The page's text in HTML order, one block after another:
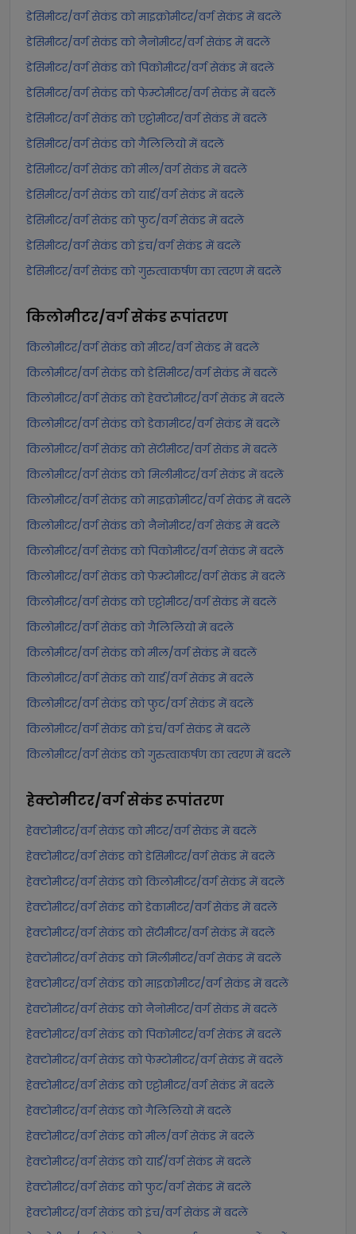
डेसिमीटर/वर्ग सेकंड को माइक्रोमीटर/वर्ग सेकंड में बदलें
डेसिमीटर/वर्ग सेकंड को नैनोमीटर/वर्ग सेकंड में बदलें
डेसिमीटर/वर्ग सेकंड को पिकोमीटर/वर्ग सेकंड में बदलें
डेसिमीटर/वर्ग सेकंड को फेम्टोमीटर/वर्ग सेकंड में बदलें
डेसिमीटर/वर्ग सेकंड को एट्टोमीटर/वर्ग सेकंड में बदलें
डेसिमीटर/वर्ग सेकंड को गैलिलियो में बदलें
डेसिमीटर/वर्ग सेकंड को मील/वर्ग सेकंड में बदलें
डेसिमीटर/वर्ग सेकंड को यार्ड/वर्ग सेकंड में बदलें
डेसिमीटर/वर्ग सेकंड को फुट/वर्ग सेकंड में बदलें
डेसिमीटर/वर्ग सेकंड को इंच/वर्ग सेकंड में बदलें
डेसिमीटर/वर्ग सेकंड को गुरुत्वाकर्षण का त्वरण में बदलें
किलोमीटर/वर्ग सेकंडरूपांतरण
किलोमीटर/वर्ग सेकंड को मीटर/वर्ग सेकंड में बदलें
किलोमीटर/वर्ग सेकंड को डेसिमीटर/वर्ग सेकंड में बदलें
किलोमीटर/वर्ग सेकंड को हेक्टोमीटर/वर्ग सेकंड में बदलें
किलोमीटर/वर्ग सेकंड को डेकामीटर/वर्ग सेकंड में बदलें
किलोमीटर/वर्ग सेकंड को सेंटीमीटर/वर्ग सेकंड में बदलें
किलोमीटर/वर्ग सेकंड को मिलीमीटर/वर्ग सेकंड में बदलें
किलोमीटर/वर्ग सेकंड को माइक्रोमीटर/वर्ग सेकंड में बदलें
किलोमीटर/वर्ग सेकंड को नैनोमीटर/वर्ग सेकंड में बदलें
किलोमीटर/वर्ग सेकंड को पिकोमीटर/वर्ग सेकंड में बदलें
किलोमीटर/वर्ग सेकंड को फेम्टोमीटर/वर्ग सेकंड में बदलें
किलोमीटर/वर्ग सेकंड को एट्टोमीटर/वर्ग सेकंड में बदलें
किलोमीटर/वर्ग सेकंड को गैलिलियो में बदलें
किलोमीटर/वर्ग सेकंड को मील/वर्ग सेकंड में बदलें
किलोमीटर/वर्ग सेकंड को यार्ड/वर्ग सेकंड में बदलें
किलोमीटर/वर्ग सेकंड को फुट/वर्ग सेकंड में बदलें
किलोमीटर/वर्ग सेकंड को इंच/वर्ग सेकंड में बदलें
किलोमीटर/वर्ग सेकंड को गुरुत्वाकर्षण का त्वरण में बदलें
हेक्टोमीटर/वर्ग सेकंडरूपांतरण
हेक्टोमीटर/वर्ग सेकंड को मीटर/वर्ग सेकंड में बदलें
हेक्टोमीटर/वर्ग सेकंड को डेसिमीटर/वर्ग सेकंड में बदलें
हेक्टोमीटर/वर्ग सेकंड को किलोमीटर/वर्ग सेकंड में बदलें
हेक्टोमीटर/वर्ग सेकंड को डेकामीटर/वर्ग सेकंड में बदलें
हेक्टोमीटर/वर्ग सेकंड को सेंटीमीटर/वर्ग सेकंड में बदलें
हेक्टोमीटर/वर्ग सेकंड को मिलीमीटर/वर्ग सेकंड में बदलें
हेक्टोमीटर/वर्ग सेकंड को माइक्रोमीटर/वर्ग सेकंड में बदलें
हेक्टोमीटर/वर्ग सेकंड को नैनोमीटर/वर्ग सेकंड में बदलें
हेक्टोमीटर/वर्ग सेकंड को पिकोमीटर/वर्ग सेकंड में बदलें
हेक्टोमीटर/वर्ग सेकंड को फेम्टोमीटर/वर्ग सेकंड में बदलें
हेक्टोमीटर/वर्ग सेकंड को एट्टोमीटर/वर्ग सेकंड में बदलें
हेक्टोमीटर/वर्ग सेकंड को गैलिलियो में बदलें
हेक्टोमीटर/वर्ग सेकंड को मील/वर्ग सेकंड में बदलें
हेक्टोमीटर/वर्ग सेकंड को यार्ड/वर्ग सेकंड में बदलें
हेक्टोमीटर/वर्ग सेकंड को फुट/वर्ग सेकंड में बदलें
हेक्टोमीटर/वर्ग सेकंड को इंच/वर्ग सेकंड में बदलें